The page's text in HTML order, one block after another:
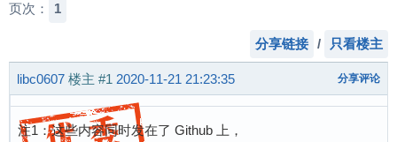
页次： 1
分享链接 / 只看楼主
libc0607 楼主 #1 2020-11-21 21:23:35 分享评论
注1：这些内容同时发在了 Github 上，